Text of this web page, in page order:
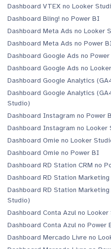
Dashboard VTEX no Looker
Dashboard Bling! no Power BI
Dashboard Meta Ads no Looker
Dashboard Meta Ads no Power
Dashboard Google Ads no
Dashboard Google Ads no
Dashboard Google Analytics
Dashboard Google Analytics
Studio)
Dashboard Instagram no Power
Dashboard Instagram no
Dashboard Omie no Looker
Dashboard Omie no Power BI
Dashboard RD Station CRM no
Dashboard RD Station
Dashboard RD Station
Studio)
Dashboard Conta Azul no
Dashboard Conta Azul no Power
Dashboard Mercado Livre no